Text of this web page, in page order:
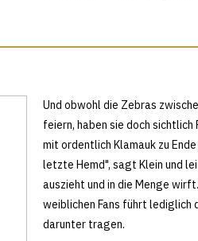
Und obwohl die Zebras
feiern, haben sie doch sichtlich
mit ordentlich Klamauk zu
letzte Hemd", sagt Klein und
auszieht und in die Menge
weiblichen Fans führt lediglich
darunter tragen.